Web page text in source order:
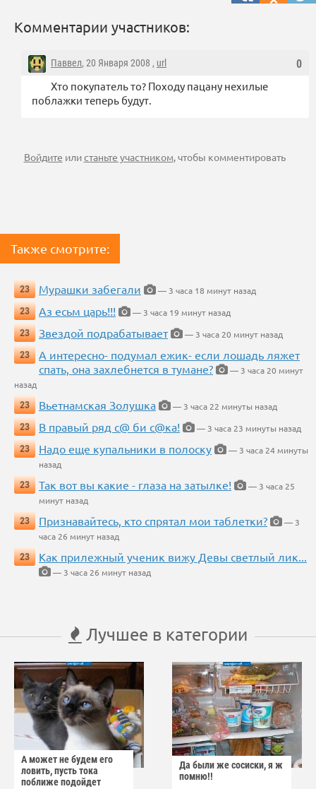
Комментарии участников:
0
Паввел, 20 Января 2008 , url
Хто покупатель то? Походу пацану нехилые
поблажки теперь будут.
Войдите илистаньте участником, чтобы комментировать
Также смотрите:
23 Мурашки забегали
— 3 часа 18 минут назад
23
Аз есьм царь!!!
— 3 часа 19 минут назад
23
Звездой подрабатывает
— 3 часа 20 минут назад
23
А интересно- подумал ежик- если лошадь ляжет
спать, она захлебнется в тумане?
— 3 часа 20 минут
назад
23
Вьетнамская Золушка
— 3 часа 22 минуты назад
23
В правый ряд с@ би с@ка!
— 3 часа 23 минуты назад
23
Надо еще купальники в полоску
— 3 часа 24 минуты
назад
23
Так вот вы какие - глаза на затылке!
— 3 часа 25
минут назад
23
Признавайтесь, кто спрятал мои таблетки?
— 3
часа 26 минут назад
23
Как прилежный ученик вижу Девы светлый лик...
— 3 часа 26 минут назад
Лучшее в категории
А может не будем его
ловить, пусть тока
поближе подойдет
Да были же сосиски, я ж
помню!!